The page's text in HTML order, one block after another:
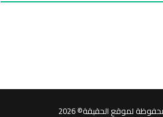
لموقع الحقيقة© 2026